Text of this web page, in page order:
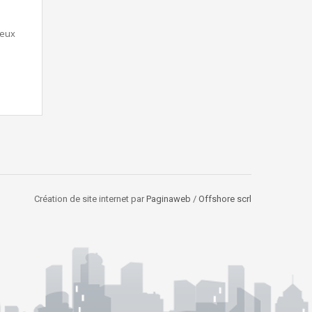
Création de site internet par Paginaweb / Offshore scrl